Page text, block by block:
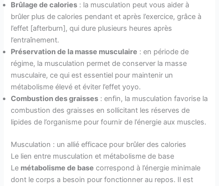
Brûlage de calories : la musculation peut vous aider à
brûler plus de calories pendant et après l’exercice, grâce à
l’effet [afterburn], qui dure plusieurs heures après
l’entraînement.
Préservation de la masse musculaire : en période de
régime, la musculation permet de conserver la masse
musculaire, ce qui est essentiel pour maintenir un
métabolisme élevé et éviter l’effet yoyo.
Combustion des graisses : enfin, la musculation favorise la
combustion des graisses en sollicitant les réserves de
lipides de l’organisme pour fournir de l’énergie aux muscles.
Musculation : un allié efficace pour brûler des calories
Le lien entre musculation et métabolisme de base
Le métabolisme de base correspond à l’énergie minimale
dont le corps a besoin pour fonctionner au repos. Il est